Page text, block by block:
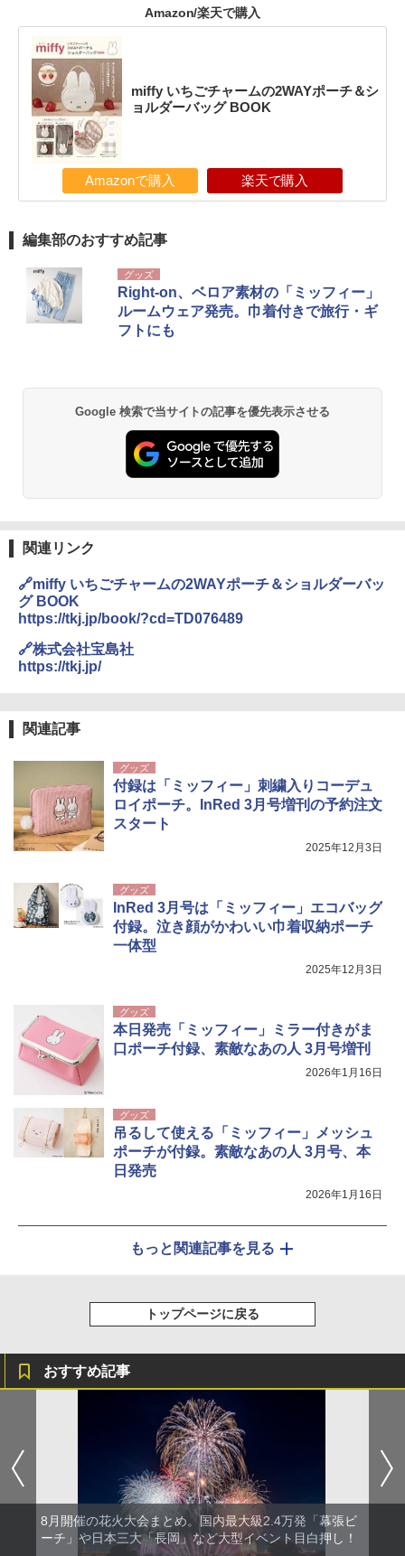
Amazon/楽天で購入
miffy いちごチャームの2WAYポーチ＆シ
ョルダーバッグ BOOK
Amazonで購入 楽天で購入
編集部のおすすめ記事
グッズ
Right-on、ベロア素材の「ミッフィー」
ルームウェア発売。巾着付きで旅行・ギ
フトにも
Google 検索で当サイトの記事を優先表示させる
関連リンク
🔗miffy いちごチャームの2WAYポーチ＆ショルダーバッ
グ BOOK
https://tkj.jp/book/?cd=TD076489
🔗株式会社宝島社
https://tkj.jp/
関連記事
グッズ
付録は「ミッフィー」刺繍入りコーデュ
ロイポーチ。InRed 3月号増刊の予約注文
スタート
2025年12月3日
グッズ
InRed 3月号は「ミッフィー」エコバッグ
付録。泣き顔がかわいい巾着収納ポーチ
一体型
2025年12月3日
グッズ
本日発売「ミッフィー」ミラー付きがま
口ポーチ付録、素敵なあの人 3月号増刊
2026年1月16日
グッズ
吊るして使える「ミッフィー」メッシュ
ポーチが付録。素敵なあの人 3月号、本
日発売
2026年1月16日
もっと関連記事を見る
トップページに戻る
おすすめ記事
8月開催の花火大会まとめ。国内最大級2.4万発「幕張ビ
ーチ」や日本三大「長岡」など大型イベント目白押し！